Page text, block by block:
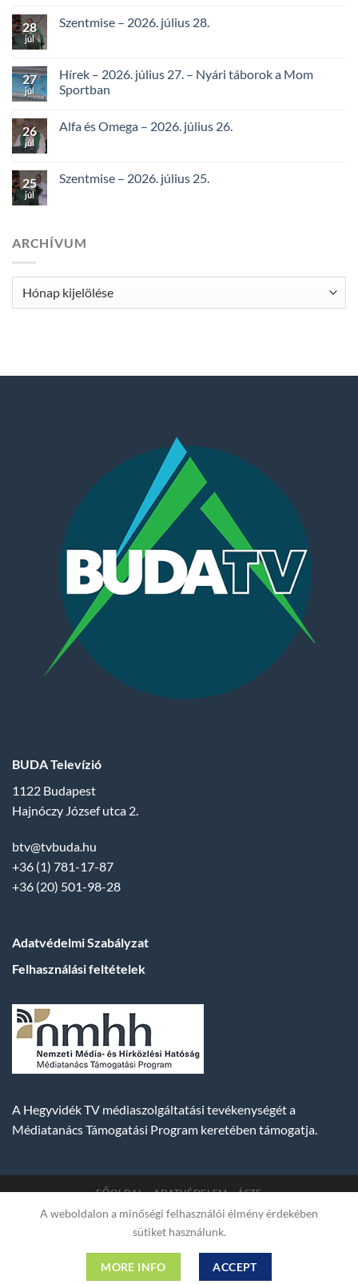
28
júl
Szentmise – 2026. július 28.
27
júl
Hírek – 2026. július 27. – Nyári táborok a Mom
Sportban
26
júl
Alfa és Omega – 2026. július 26.
25
júl
Szentmise – 2026. július 25.
ARCHÍVUM
Archívum
BUDA Televízió
1122 Budapest
Hajnóczy József utca 2.
btv@tvbuda.hu
+36 (1) 781-17-87
+36 (20) 501-98-28
Adatvédelmi Szabályzat
Felhasználási feltételek
A Hegyvidék TV médiaszolgáltatási tevékenységét a
Médiatanács Támogatási Program keretében támogatja.
FŐOLDAL ADATVÉDELEM ÁSZF
Copyright 2007-2026 © BUDA TV | Hegyvidék Média
Műsorszolgáltató Kft. | Budapest, Hungary, XII. Hajnóczy József
utca 2. fszt. | Cg. 01-09-882523 | A weboldal 256 bit SSL COMODO
titkosítással védve
A weboldalon a minőségi felhasználói élmény érdekében
sütiket használunk.
MORE INFO ACCEPT